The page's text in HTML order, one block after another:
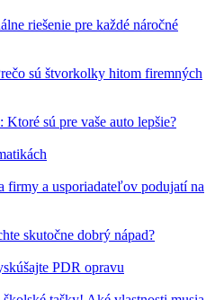
riešenie pre každé náročné
sú štvorkolky hitom firemných
sú pre vaše auto lepšie?
firmy a usporiadateľov podujatí na
skutočne dobrý nápad?
PDR opravu